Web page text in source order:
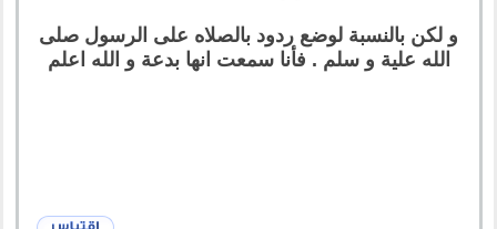
و لكن بالنسبة لوضع ردود بالصلاه على الرسول صلى
الله علية و سلم . فأنا سمعت انها بدعة و الله اعلم